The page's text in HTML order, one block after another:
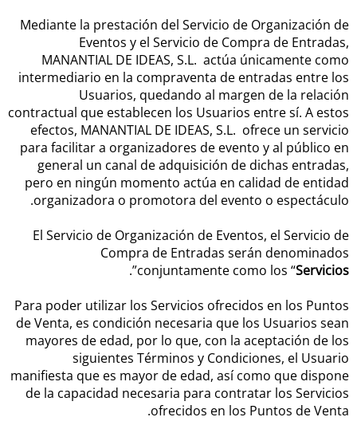
Mediante la prestación del Servicio de Organización de
Eventos y el Servicio de Compra de Entradas,
MANANTIAL DE IDEAS, S.L. actúa únicamente como
intermediario en la compraventa de entradas entre los
Usuarios, quedando al margen de la relación
contractual que establecen los Usuarios entre sí. A estos
efectos, MANANTIAL DE IDEAS, S.L. ofrece un servicio
para facilitar a organizadores de evento y al público en
general un canal de adquisición de dichas entradas,
pero en ningún momento actúa en calidad de entidad
organizadora o promotora del evento o espectáculo.
El Servicio de Organización de Eventos, el Servicio de
Compra de Entradas serán denominados
conjuntamente como los “Servicios
”.
Para poder utilizar los Servicios ofrecidos en los Puntos
de Venta, es condición necesaria que los Usuarios sean
mayores de edad, por lo que, con la aceptación de los
siguientes Términos y Condiciones, el Usuario
manifiesta que es mayor de edad, así como que dispone
de la capacidad necesaria para contratar los Servicios
ofrecidos en los Puntos de Venta.